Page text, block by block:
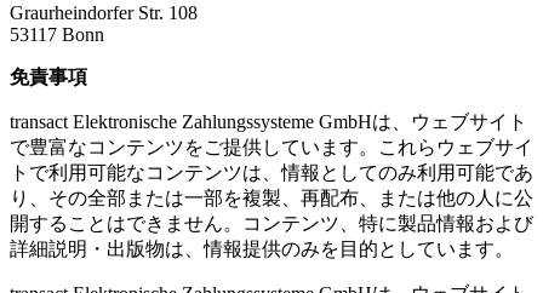
Graurheindorfer Str. 108
53117 Bonn
免責事項
transact Elektronische Zahlungssysteme GmbHは、ウェブサイト
で豊富なコンテンツをご提供しています。これらウェブサイ
トで利用可能なコンテンツは、情報としてのみ利用可能であ
り、その全部または一部を複製、再配布、または他の人に公
開することはできません。コンテンツ、特に製品情報および
詳細説明・出版物は、情報提供のみを目的としています。